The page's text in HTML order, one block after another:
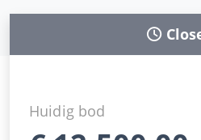
Huidig bod